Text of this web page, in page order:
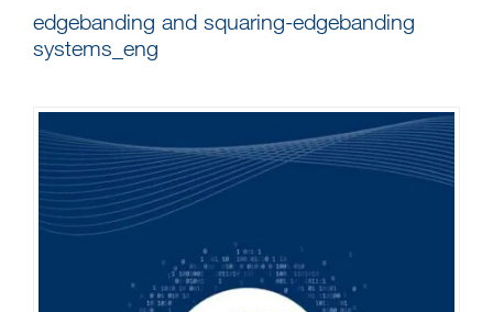
edgebanding and squaring-edgebanding
systems_eng